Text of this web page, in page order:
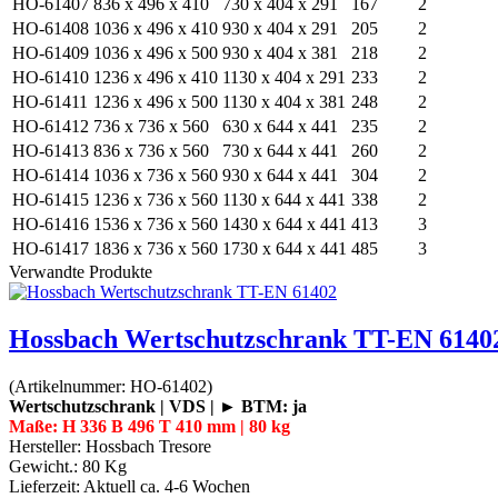
HO-61408 1036 x 496 x 410 930 x 404 x 291 205
2
HO-61409 1036 x 496 x 500 930 x 404 x 381 218
2
HO-61410 1236 x 496 x 410 1130 x 404 x 291 233
2
HO-61411 1236 x 496 x 500 1130 x 404 x 381 248
2
HO-61412 736 x 736 x 560 630 x 644 x 441 235
2
HO-61413 836 x 736 x 560 730 x 644 x 441 260
2
HO-61414 1036 x 736 x 560 930 x 644 x 441 304
2
HO-61415 1236 x 736 x 560 1130 x 644 x 441 338
2
HO-61416 1536 x 736 x 560 1430 x 644 x 441 413
3
HO-61417 1836 x 736 x 560 1730 x 644 x 441 485
3
Verwandte Produkte
Hossbach Wertschutzschrank TT-EN
(Artikelnummer: HO-61402)
Wertschutzschrank | VDS | ► BTM: ja
Maße: H 336 B 496 T 410 mm | 80 kg
Hersteller: Hossbach Tresore
Gewicht.: 80 Kg
Lieferzeit: Aktuell ca. 4-6 Wochen